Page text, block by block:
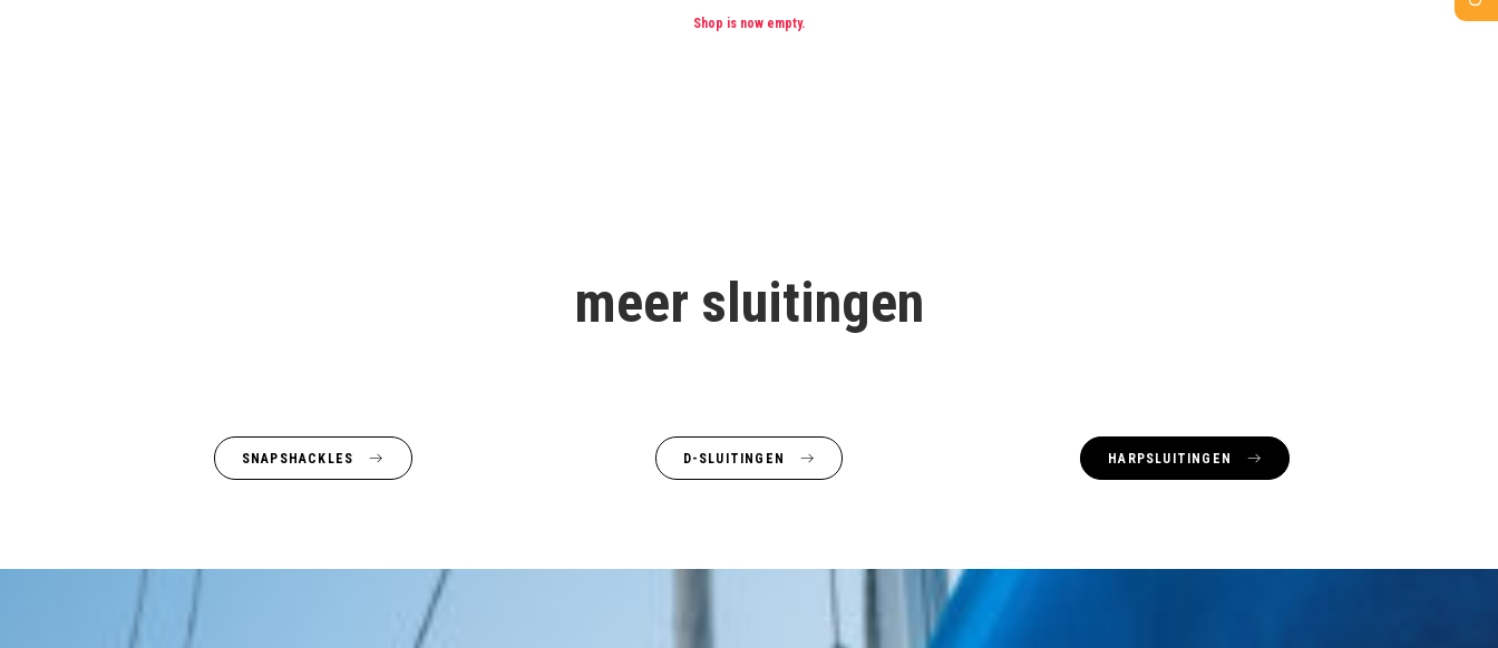
Shop is now empty.
meer sluitingen
SNAPSHACKLES D-SLUITINGEN HARPSLUITINGEN